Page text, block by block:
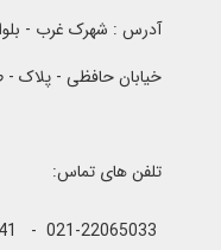
آدرس : شهرک غرب -
خیابان حافظی - پلاک -
تلفن های تماس: